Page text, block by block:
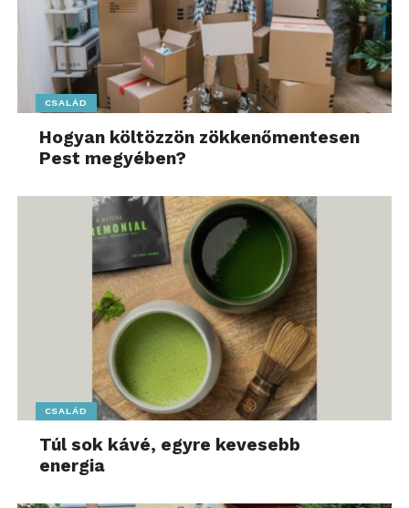
CSALÁD
Hogyan költözzön zökkenőmentesen
Pest megyében?
CSALÁD
Túl sok kávé, egyre kevesebb
energia